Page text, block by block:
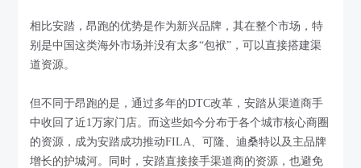
相比安踏，昂跑的优势是作为新兴品牌，其在整个市场，特
别是中国这类海外市场并没有太多“包袱”，可以直接搭建渠
道资源。
但不同于昂跑的是，通过多年的DTC改革，安踏从渠道商手
中收回了近1万家门店。而这些如今分布于各个城市核心商圈
的资源，成为安踏成功推动FILA、可隆、迪桑特以及主品牌
增长的护城河。同时，安踏直接接手渠道商的资源，也避免